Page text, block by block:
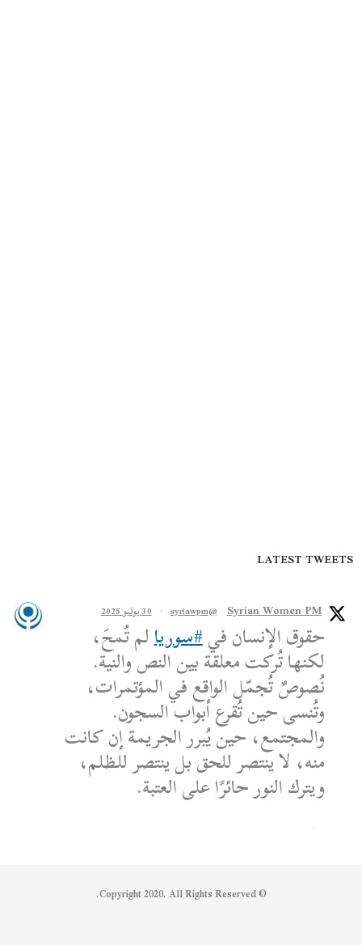
LATEST TWEETS
Syrian Women PM
@syriawpm
· 30 يوليو 2025
حقوق الإنسان في#سوريالم تُمحَ،
لكنها تُركت معلقة بين النص والنية.
نُصوصٌ تُجمّل الواقع في المؤتمرات،
وتُنسى حين تُقرع أبواب السجون.
والمجتمع، حين يُبرر الجريمة إن كانت
منه، لا ينتصر للحق بل ينتصر للظلم،
ويترك النور حائرًا على العتبة.
الكاتب: محمد الشماع
© Copyright 2020. All Rights Reserved.